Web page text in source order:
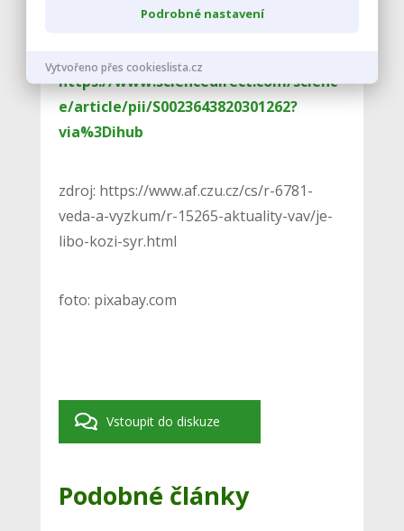
doi:10.1016/j.lwt.2020.109138
https://www.sciencedirect.com/scienc
e/article/pii/S0023643820301262?
via%3Dihub
zdroj: https://www.af.czu.cz/cs/r-6781-
veda-a-vyzkum/r-15265-aktuality-vav/je-
libo-kozi-syr.html
foto: pixabay.com
Vstoupit do diskuze
Podobné články
Podrobné nastavení
Vytvořeno přes cookieslista.cz